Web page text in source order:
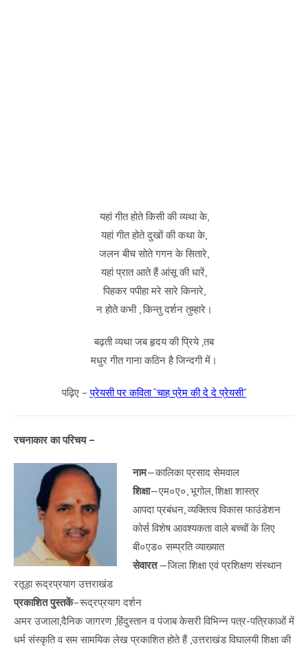
यहां गीत होते किसी की व्यथा के,
यहां गीत होते दुखों की कथा के,
जलन बीच सोते गगन के सितारे,
यहां प्रात आते हैं आंसू की धारें,
पिहकर पपीहा मरे सारे किनारे,
न होते कभी , किन्तु दर्शन तुम्हारे।
बढ़ती व्यथा जब हृदय की प्रिये ,तब
मधुर गीत गाना कठिन है जिन्दगी में।
पढ़िए –प्रेयसी पर कविता “चाह प्रेम की दे दे प्रेयसी”
रचनाकार का परिचय –
नाम—कालिका प्रसाद सेमवाल
शिक्षा—एम०ए०, भूगोल, शिक्षा शास्त्र
आपदा प्रबंधन, व्यक्तित्व विकास फाउंडेशन
कोर्स विशेष आवश्यकता वाले बच्चों के लिए
बी०एड० सम्प्रति व्याख्यात
सेवारत—जिला शिक्षा एवं प्रशिक्षण संस्थान
रतूड़ा रूद्रप्रयाग उत्तराखंड
प्रकाशित पुस्तकें–रूद्रप्रयाग दर्शन
अमर उजाला,दैनिक जागरण ,हिंदुस्तान व पंजाब केसरी विभिन्न पत्र-पत्रिकाओं में
धर्म संस्कृति व सम सामयिक लेख प्रकाशित होते हैं ,उत्तराखंड विघालयी शिक्षा की